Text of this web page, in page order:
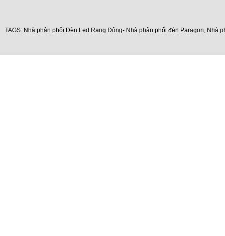
TAGS: Nhà phân phối Đèn Led Rạng Đông- Nhà phân phối đèn Paragon, Nhà